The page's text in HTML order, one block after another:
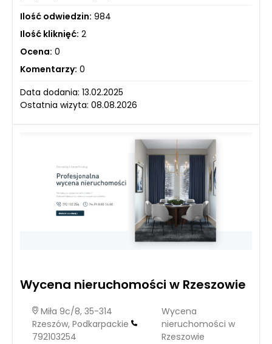
Ilość odwiedzin: 984
Ilość kliknięć: 2
Ocena: 0
Komentarzy: 0
Data dodania: 13.02.2025
Ostatnia wizyta: 08.08.2026
Wycena nieruchomości w Rzeszowie
Miła 9c/8, 35-314
Rzeszów, Podkarpackie
792103254
Wycena
nieruchomości w
Rzeszowie